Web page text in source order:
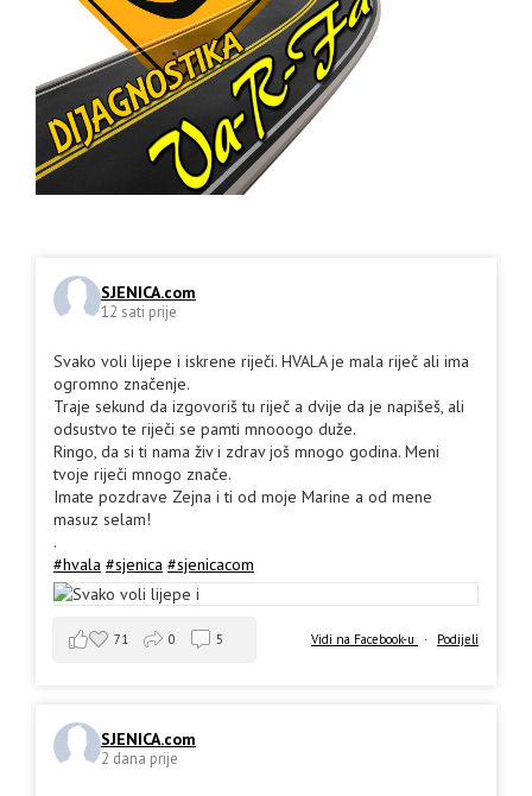
SJENICA.com
12 sati prije
Svako voli lijepe i iskrene riječi. HVALA je mala riječ ali ima
ogromno značenje.
Traje sekund da izgovoriš tu riječ a dvije da je napišeš, ali
odsustvo te riječi se pamti mnooogo duže.
Ringo, da si ti nama živ i zdrav još mnogo godina. Meni
tvoje riječi mnogo znače.
Imate pozdrave Zejna i ti od moje Marine a od mene
masuz selam!
.
#hvala #sjenica #sjenicacom
Vidi na Facebook-u · Podijeli
71 0 5
SJENICA.com
2 dana prije